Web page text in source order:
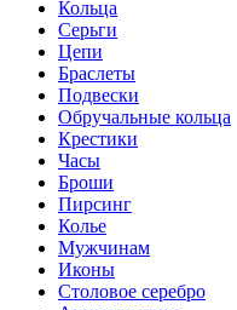
Кольца
Серьги
Цепи
Браслеты
Подвески
Обручальные кольца
Крестики
Часы
Броши
Пирсинг
Колье
Мужчинам
Иконы
Столовое серебро